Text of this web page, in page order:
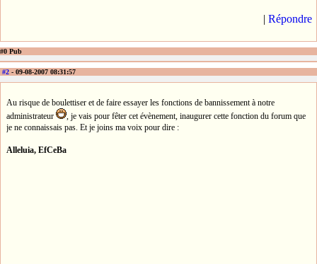
| Répondre
#0 Pub
#2 - 09-08-2007 08:31:57
Au risque de boulettiser et de faire essayer les fonctions de bannissement à notre
administrateur
, je vais pour fêter cet évènement, inaugurer cette fonction du forum que
je ne connaissais pas. Et je joins ma voix pour dire :
Alleluia, EfCeBa